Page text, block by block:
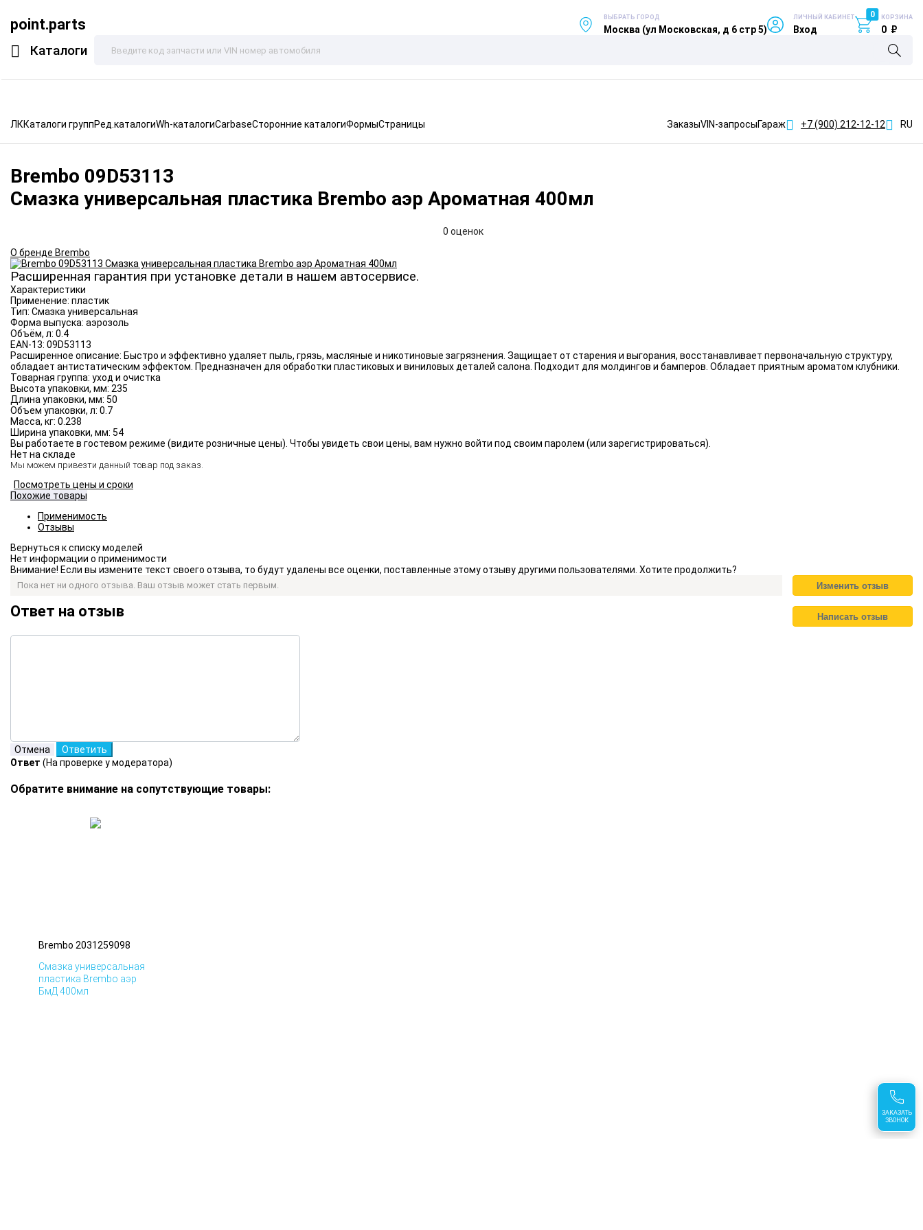
point.parts
Каталоги
ВЫБРАТЬ ГОРОД
Москва (ул Московская, д 6 стр 5)
ЛИЧНЫЙ КАБИНЕТ
Вход
0 КОРЗИНА
0 ₽
ЛККаталоги группРед.каталогиWh-каталогиCarbaseСторонние каталогиФормыСтраницы ЗаказыVIN-запросыГараж +7 (900) 212-12-12 RU
Brembo 09D53113
Смазка универсальная пластика Brembo аэр Ароматная 400мл
0 оценок
О бренде Brembo
Расширенная гарантия при установке детали в нашем автосервисе.
Характеристики
Применение: пластик
Тип: Смазка универсальная
Форма выпуска: аэрозоль
Объём, л: 0.4
EAN-13: 09D53113
Расширенное описание: Быстро и эффективно удаляет пыль, грязь, масляные и никотиновые загрязнения. Защищает от старения и выгорания, восстанавливает первоначальную структуру,
обладает антистатическим эффектом. Предназначен для обработки пластиковых и виниловых деталей салона. Подходит для молдингов и бамперов. Обладает приятным ароматом клубники.
Товарная группа: уход и очистка
Высота упаковки, мм: 235
Длина упаковки, мм: 50
Объем упаковки, л: 0.7
Масса, кг: 0.238
Ширина упаковки, мм: 54
Вы работаете в гостевом режиме (видите розничные цены). Чтобы увидеть свои цены, вам нужно войти под своим паролем (или зарегистрироваться).
Нет на складе
Мы можем привезти данный товар под заказ.
Посмотреть цены и сроки
Похожие товары
Применимость
Отзывы
Нет информации о применимости
Внимание! Если вы измените текст своего отзыва, то будут удалены все оценки, поставленные этому отзыву другими пользователями. Хотите продолжить?
Пока нет ни одного отзыва. Ваш отзыв может стать первым.
Ответ на отзыв
Ответ (На проверке у модератора)
Обратите внимание на сопутствующие товары:
Brembo 2031259098
Смазка универсальная
пластика Brembo аэр
БмД 400мл
ЗАКАЗАТЬ
ЗВОНОК